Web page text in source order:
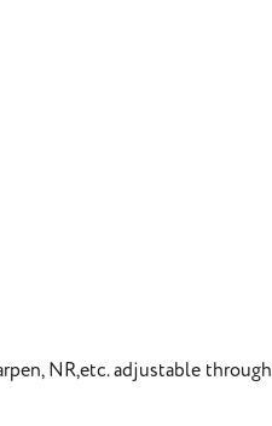
NR,etc. adjustable through